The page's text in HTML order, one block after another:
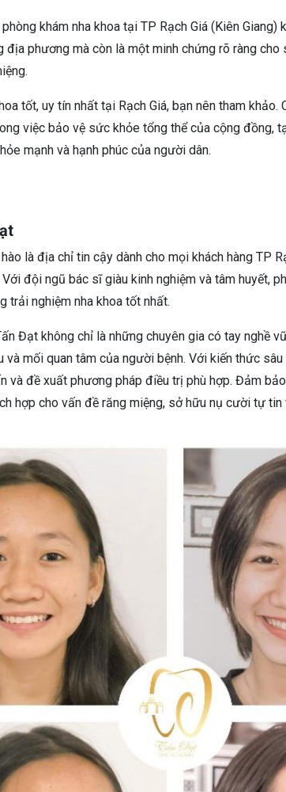
khám nha khoa tại TP Rạch Giá (Kiên
địa phương mà còn là một minh chứng rõ ràng
tốt, uy tín nhất tại Rạch Giá, bạn nên tham khảo.
việc bảo vệ sức khỏe tổng thể của cộng đồng,
mạnh và hạnh phúc của người dân.
là địa chỉ tin cậy dành cho mọi khách hàng TP
đội ngũ bác sĩ giàu kinh nghiệm và tâm huyết,
trải nghiệm nha khoa tốt nhất.
Đạt không chỉ là những chuyên gia có tay nghề
và mối quan tâm của người bệnh. Với kiến thức
và đề xuất phương pháp điều trị phù hợp. Đảm
hợp cho vấn đề răng miệng, sở hữu nụ cười tự tin